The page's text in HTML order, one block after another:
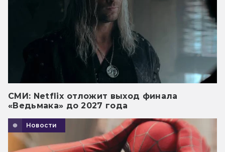
СМИ: Netflix отложит выход финала
«Ведьмака» до 2027 года
Новости